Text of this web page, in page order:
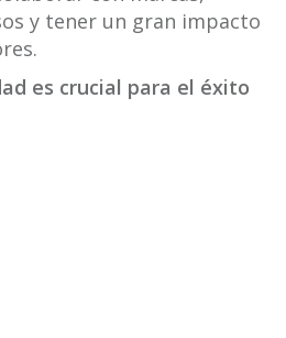
y tener un gran impacto
es crucial para el éxito